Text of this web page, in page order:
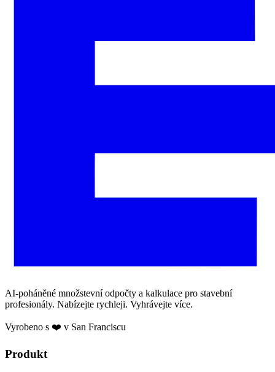
AI-poháněné množstevní odpočty a kalkulace pro stavební
profesionály. Nabízejte rychleji. Vyhrávejte více.
Vyrobeno s ❤️ v San Franciscu
Produkt